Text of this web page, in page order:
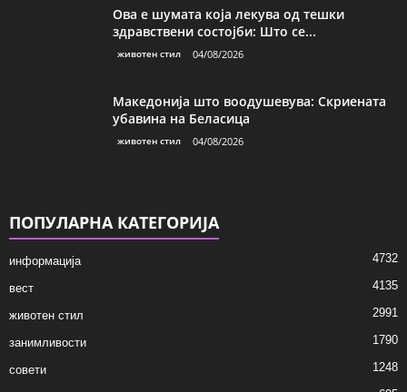
Ова е шумата која лекува од тешки
здравствени состојби: Што се...
животен стил 04/08/2026
Македонија што воодушевува: Скриената
убавина на Беласица
животен стил 04/08/2026
ПОПУЛАРНА КАТЕГОРИЈА
информација 4732
вест 4135
животен стил 2991
занимливости 1790
совети 1248